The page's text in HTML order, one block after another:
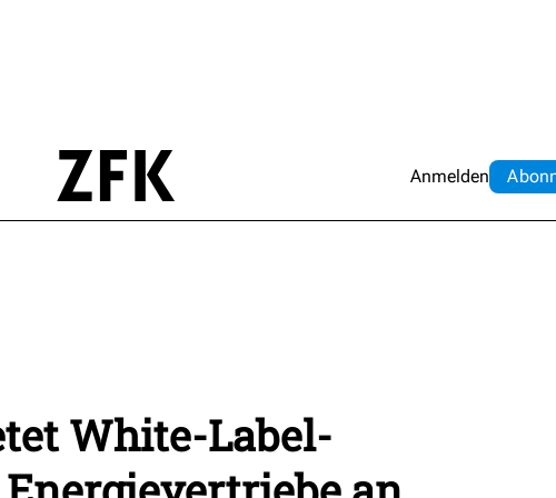
Anmelden Abo
White-Label-